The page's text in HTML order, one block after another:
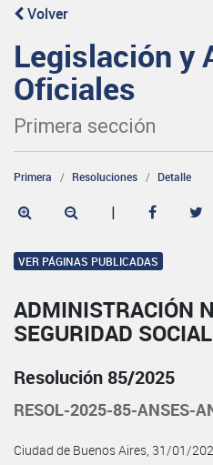
Volver
Legislación y
Oficiales
Primera sección
Primera Resoluciones Detalle
|
VER PÁGINAS PUBLICADAS
ADMINISTRACIÓN
SEGURIDAD SOCIAL
Resolución 85/2025
RESOL-2025-85-ANSES-
Ciudad de Buenos Aires, 31/01/